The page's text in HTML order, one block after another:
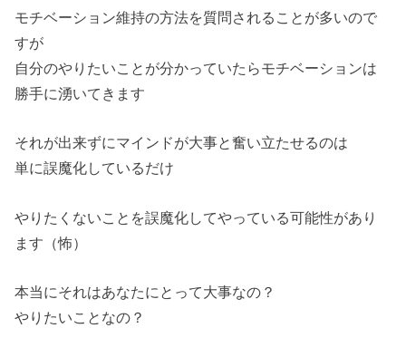
モチベーション維持の方法を質問されることが多いので
すが
自分のやりたいことが分かっていたらモチベーションは
勝手に湧いてきます
それが出来ずにマインドが大事と奮い立たせるのは
単に誤魔化しているだけ
やりたくないことを誤魔化してやっている可能性があり
ます（怖）
本当にそれはあなたにとって大事なの？
やりたいことなの？